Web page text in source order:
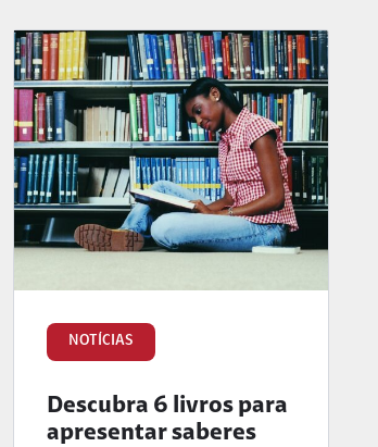
NOTÍCIAS
Descubra 6 livros para
apresentar saberes